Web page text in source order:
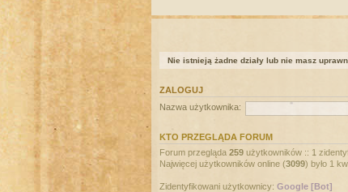
Nie istnieją żadne działy lub nie masz
ZALOGUJ
Nazwa użytkownika:
KTO PRZEGLĄDA FORUM
Forum przegląda 259 użytkowników :: 1
Najwięcej użytkowników online (3099) było 1
Zidentyfikowani użytkownicy: Google [Bot]